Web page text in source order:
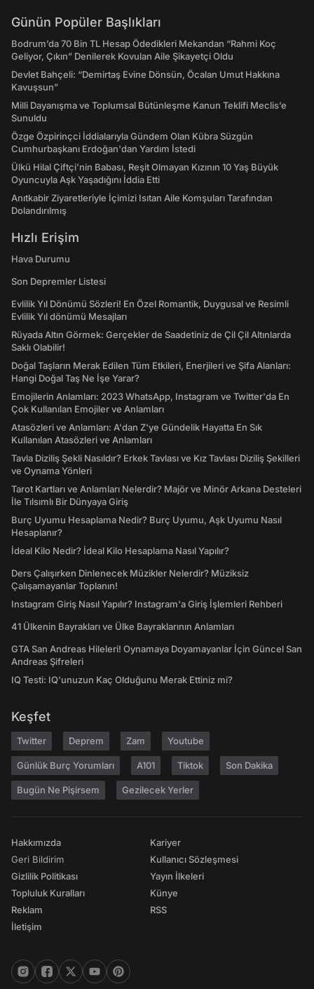
Günün Popüler Başlıkları
Bodrum’da 70 Bin TL Hesap Ödedikleri Mekandan “Rahmi Koç
Geliyor, Çıkın” Denilerek Kovulan Aile Şikayetçi Oldu
Devlet Bahçeli: “Demirtaş Evine Dönsün, Öcalan Umut Hakkına
Kavuşsun”
Milli Dayanışma ve Toplumsal Bütünleşme Kanun Teklifi Meclis’e
Sunuldu
Özge Özpirinçci İddialarıyla Gündem Olan Kübra Süzgün
Cumhurbaşkanı Erdoğan'dan Yardım İstedi
Ülkü Hilal Çiftçi'nin Babası, Reşit Olmayan Kızının 10 Yaş Büyük
Oyuncuyla Aşk Yaşadığını İddia Etti
Anıtkabir Ziyaretleriyle İçimizi Isıtan Aile Komşuları Tarafından
Dolandırılmış
Hızlı Erişim
Hava Durumu
Son Depremler Listesi
Evlilik Yıl Dönümü Sözleri! En Özel Romantik, Duygusal ve Resimli
Evlilik Yıl dönümü Mesajları
Rüyada Altın Görmek: Gerçekler de Saadetiniz de Çil Çil Altınlarda
Saklı Olabilir!
Doğal Taşların Merak Edilen Tüm Etkileri, Enerjileri ve Şifa Alanları:
Hangi Doğal Taş Ne İşe Yarar?
Emojilerin Anlamları: 2023 WhatsApp, Instagram ve Twitter'da En
Çok Kullanılan Emojiler ve Anlamları
Atasözleri ve Anlamları: A'dan Z'ye Gündelik Hayatta En Sık
Kullanılan Atasözleri ve Anlamları
Tavla Diziliş Şekli Nasıldır? Erkek Tavlası ve Kız Tavlası Diziliş Şekilleri
ve Oynama Yönleri
Tarot Kartları ve Anlamları Nelerdir? Majör ve Minör Arkana Desteleri
İle Tılsımlı Bir Dünyaya Giriş
Burç Uyumu Hesaplama Nedir? Burç Uyumu, Aşk Uyumu Nasıl
Hesaplanır?
İdeal Kilo Nedir? İdeal Kilo Hesaplama Nasıl Yapılır?
Ders Çalışırken Dinlenecek Müzikler Nelerdir? Müziksiz
Çalışamayanlar Toplanın!
Instagram Giriş Nasıl Yapılır? Instagram'a Giriş İşlemleri Rehberi
41 Ülkenin Bayrakları ve Ülke Bayraklarının Anlamları
GTA San Andreas Hileleri! Oynamaya Doyamayanlar İçin Güncel San
Andreas Şifreleri
IQ Testi: IQ'unuzun Kaç Olduğunu Merak Ettiniz mi?
Keşfet
Twitter Deprem Zam Youtube
Günlük Burç Yorumları A101 Tiktok Son Dakika
Bugün Ne Pişirsem Gezilecek Yerler
Hakkımızda
Geri Bildirim
Gizlilik Politikası
Topluluk Kuralları
Reklam
İletişim
Kariyer
Kullanıcı Sözleşmesi
Yayın İlkeleri
Künye
RSS